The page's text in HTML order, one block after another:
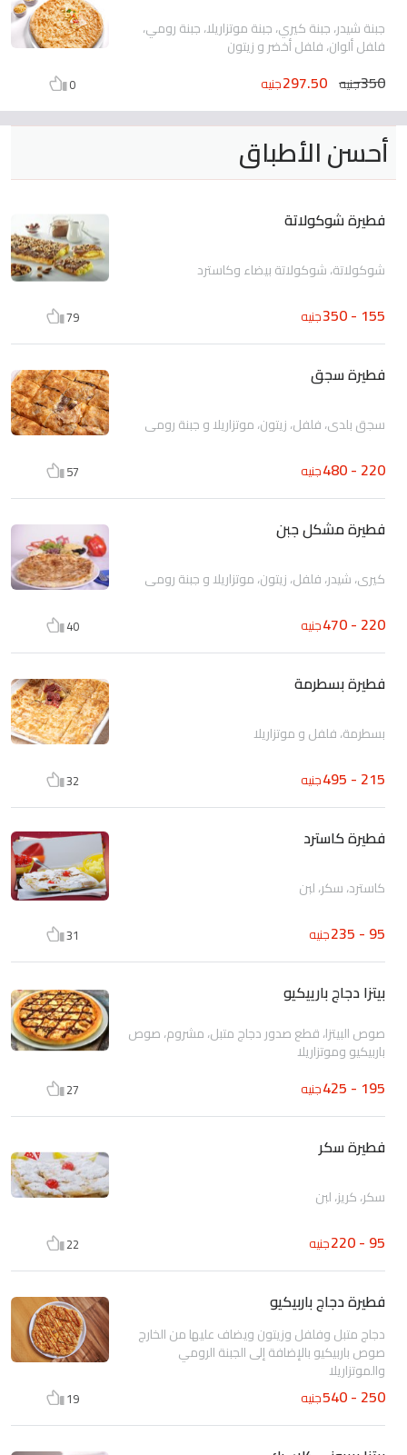
جبنة شيدر، جبنة كيري، جبنة موتزاريلا، جبنة رومي،
فلفل ألوان، فلفل أخضر و زيتون
350جنيه 297.50جنيه 0
أحسن الأطباق
فطيرة شوكولاتة
شوكولاتة، شوكولاتة بيضاء وكاسترد
155 - 350 جنيه 79
فطيرة سجق
سجق بلدى، فلفل، زيتون، موتزاريلا و جبنة رومى
220 - 480 جنيه 57
فطيرة مشكل جبن
كيرى، شيدر، فلفل، زيتون، موتزاريلا و جبنة رومى
220 - 470 جنيه 40
فطيرة بسطرمة
بسطرمة، فلفل و موتزاريلا
215 - 495 جنيه 32
فطيرة كاسترد
كاسترد، سكر، لبن
95 - 235 جنيه 31
بيتزا دجاج بارييكيو
صوص البيتزا، قطع صدور دجاج متبل، مشروم، صوص
باربيكيو وموتزاريلا
195 - 425 جنيه 27
فطيرة سكر
سكر، كريز، لبن
95 - 220 جنيه 22
فطيرة دجاج باربيكيو
دجاج متبل وفلفل وزيتون ويضاف عليها من الخارج
صوص باربيكيو بالإضافة إلى الجبنة الرومي
والموتزاريلا
250 - 540 جنيه 19